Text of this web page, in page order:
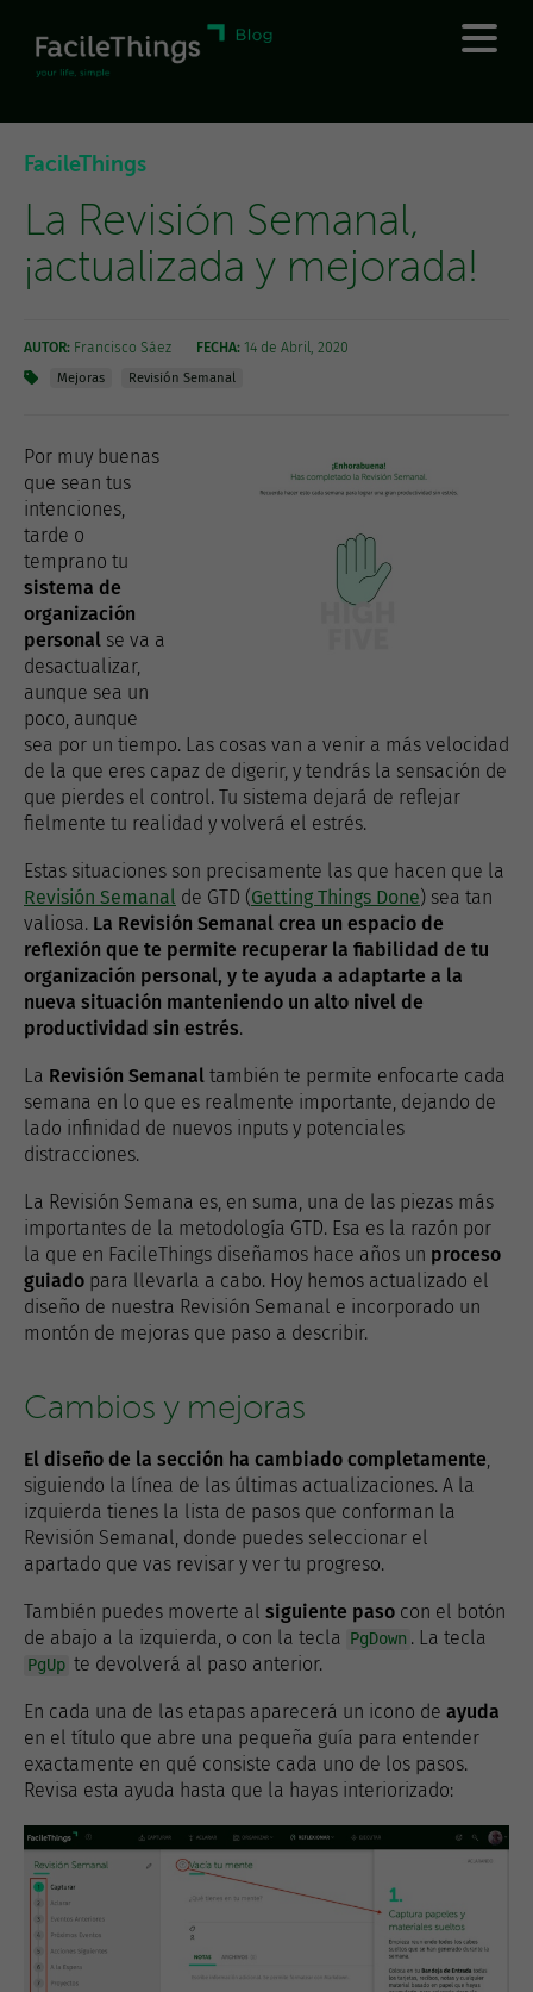
FacileThings
La Revisión Semanal,
¡actualizada y mejorada!
AUTOR: Francisco Sáez FECHA: 14 de Abril, 2020
Mejoras Revisión Semanal
Por muy buenas
que sean tus
intenciones,
tarde o
temprano tu
sistema de
organización
personal se va a
desactualizar,
aunque sea un
poco, aunque
sea por un tiempo. Las cosas van a venir a más velocidad
de la que eres capaz de digerir, y tendrás la sensación de
que pierdes el control. Tu sistema dejará de reflejar
fielmente tu realidad y volverá el estrés.
Estas situaciones son precisamente las que hacen que la
Revisión Semanal de GTD (Getting Things Done) sea tan
valiosa. La Revisión Semanal crea un espacio de
reflexión que te permite recuperar la fiabilidad de tu
organización personal, y te ayuda a adaptarte a la
nueva situación manteniendo un alto nivel de
productividad sin estrés.
La Revisión Semanal también te permite enfocarte cada
semana en lo que es realmente importante, dejando de
lado infinidad de nuevos inputs y potenciales
distracciones.
La Revisión Semana es, en suma, una de las piezas más
importantes de la metodología GTD. Esa es la razón por
la que en FacileThings diseñamos hace años un proceso
guiado para llevarla a cabo. Hoy hemos actualizado el
diseño de nuestra Revisión Semanal e incorporado un
montón de mejoras que paso a describir.
Cambios y mejoras
El diseño de la sección ha cambiado completamente,
siguiendo la línea de las últimas actualizaciones. A la
izquierda tienes la lista de pasos que conforman la
Revisión Semanal, donde puedes seleccionar el
apartado que vas revisar y ver tu progreso.
También puedes moverte al siguiente paso con el botón
de abajo a la izquierda, o con la tecla PgDown . La tecla
PgUp te devolverá al paso anterior.
En cada una de las etapas aparecerá un icono de ayuda
en el título que abre una pequeña guía para entender
exactamente en qué consiste cada uno de los pasos.
Revisa esta ayuda hasta que la hayas interiorizado: